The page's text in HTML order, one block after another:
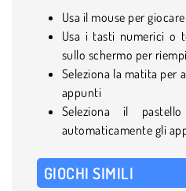
Usa il mouse per giocare
Usa i tasti numerici o
sullo schermo per
Seleziona la matita per
appunti
Seleziona il
automaticamente gli
GIOCHI SIMILI